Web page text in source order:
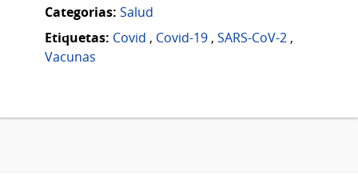
Categorias: Salud
Etiquetas: Covid , Covid-19 , SARS-CoV-2 ,
Vacunas